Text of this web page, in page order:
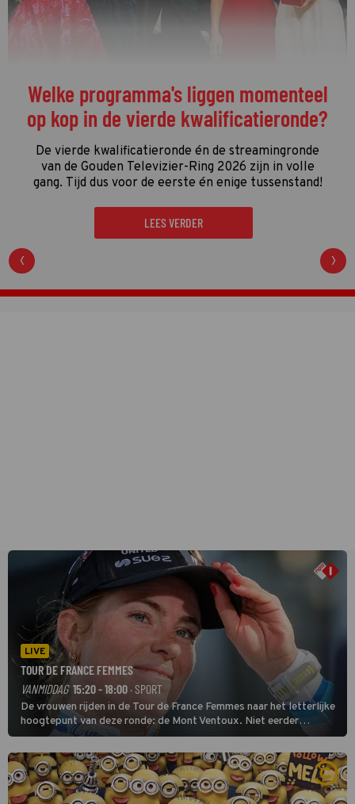
De streamingtip van de week: The
Idaho Murders: College Nightmare op
Netflix
De driedelige documentaireThe Idaho Murders:
College Nightmaregaat over een van de gruwelijkste
moordzaken van de laatste jaren en is een
regelrechte hit op Netflix.
LIVE
TOUR DE FRANCE FEMMES
VANMIDDAG 15:20 - 18:00 · SPORT
De vrouwen rijden in de Tour de France Femmes naar het letterlijke
hoogtepunt van deze ronde: de Mont Ventoux. Niet eerder
finishten de vrouwen voor deze koers op deze kale col uit de
buitencategorie. De aanloop naar de slotklim is vlak.